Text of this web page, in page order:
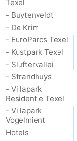
Texel
- Buytenveldt
- De Krim
- EuroParcs Texel
- Kustpark Texel
- Sluftervallei
- Strandhuys
- Villapark
Residentie Texel
- Villapark
Vogelmient
Hotels